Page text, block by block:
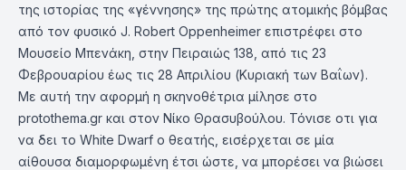
της ιστορίας της «γέννησης» της πρώτης ατομικής βόμβας
από τον φυσικό J. Robert Oppenheimer επιστρέφει στο
Μουσείο Μπενάκη, στην Πειραιώς 138, από τις 23
Φεβρουαρίου έως τις 28 Απριλίου (Κυριακή των Βαΐων).
Με αυτή την αφορμή η σκηνοθέτρια μίλησε στο
protothema.gr και στον Νίκο Θρασυβούλου. Τόνισε οτι για
να δει το White Dwarf ο θεατής, εισέρχεται σε μία
αίθουσα διαμορφωμένη έτσι ώστε, να μπορέσει να βιώσει